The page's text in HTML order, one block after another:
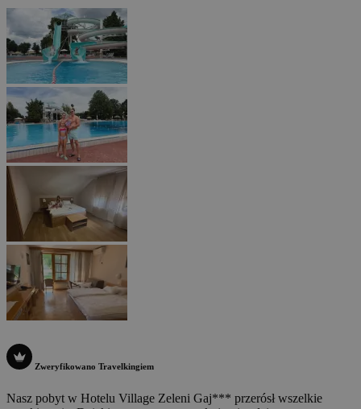
Zweryfikowano Travelkingiem
Nasz pobyt w Hotelu Village Zeleni Gaj*** przerósł wszelkie